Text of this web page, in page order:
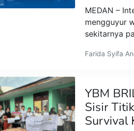
MEDAN –
mengguyur
sekitarnya
Farida Syifa
YBM
Sisir
Survival